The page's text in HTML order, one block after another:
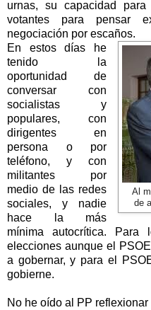
urnas, su capacidad
votantes para pensar
negociación por escaños.
Al
de
En estos días he
tenido la
oportunidad de
conversar con
socialistas y
populares, con
dirigentes en
persona o por
teléfono, y con
militantes por
medio de las redes
sociales, y nadie
hace la más
mínima autocrítica.
elecciones aunque el
a gobernar, y para el
gobierne.
No he oído al PP